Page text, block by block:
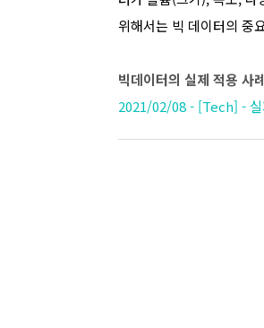
위해서는 빅 데이터의 중
빅데이터의 실제 적용 사
2021/02/08 - [Tech] - 실